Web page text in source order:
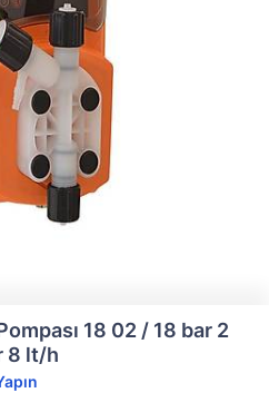
18 02 / 18 bar 2
8 lt/h